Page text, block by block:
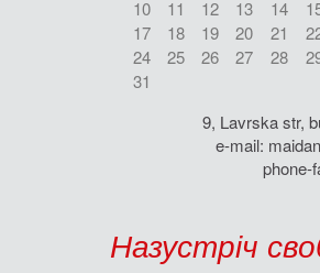
10
11 12 13 14
17
18 19 20 21
24
25 26 27 28
31
9, Lavrska str,
e-mail:
phone-
Назустріч